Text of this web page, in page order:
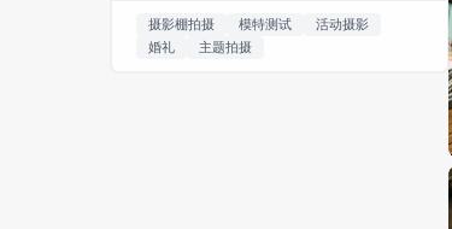
摄影棚拍摄 模特测试
活动摄影
婚礼
主题拍摄